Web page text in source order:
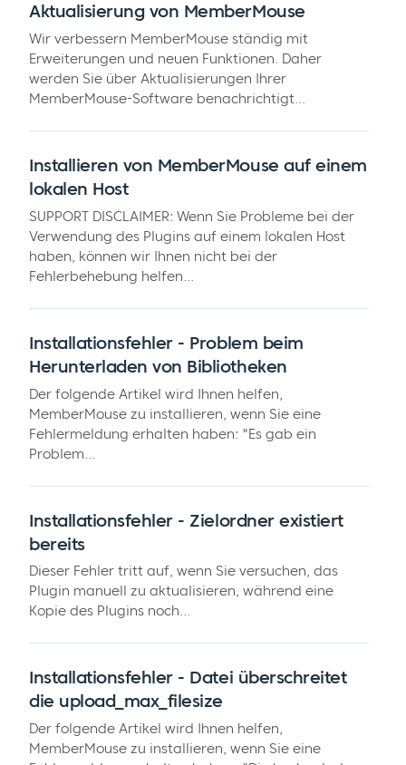
Aktualisierung von MemberMouse
Wir verbessern MemberMouse ständig mit
Erweiterungen und neuen Funktionen. Daher
werden Sie über Aktualisierungen Ihrer
MemberMouse-Software benachrichtigt...
Installieren von MemberMouse auf einem
lokalen Host
SUPPORT DISCLAIMER: Wenn Sie Probleme bei der
Verwendung des Plugins auf einem lokalen Host
haben, können wir Ihnen nicht bei der
Fehlerbehebung helfen...
Installationsfehler - Problem beim
Herunterladen von Bibliotheken
Der folgende Artikel wird Ihnen helfen,
MemberMouse zu installieren, wenn Sie eine
Fehlermeldung erhalten haben: "Es gab ein
Problem...
Installationsfehler - Zielordner existiert
bereits
Dieser Fehler tritt auf, wenn Sie versuchen, das
Plugin manuell zu aktualisieren, während eine
Kopie des Plugins noch...
Installationsfehler - Datei überschreitet
die upload_max_filesize
Der folgende Artikel wird Ihnen helfen,
MemberMouse zu installieren, wenn Sie eine